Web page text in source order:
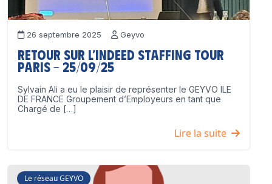
26 septembre 2025 Geyvo
Retour sur l’Indeed Staffing Tour
Paris – 25/09/25
Sylvain Ali a eu le plaisir de représenter le GEYVO ILE
DE FRANCE Groupement d’Employeurs en tant que
Chargé de […]
Lire la suite
Le réseau GEYVO